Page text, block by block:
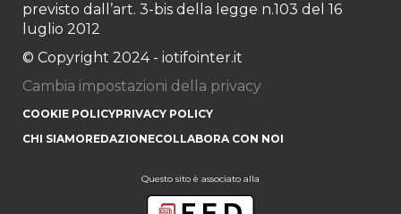
previsto dall’art. 3-bis della legge n.103 del 16
luglio 2012
© Copyright 2024 - iotifointer.it
Cambia impostazioni della privacy
COOKIE POLICYPRIVACY POLICY
CHI SIAMOREDAZIONECOLLABORA CON NOI
Questo sito è associato alla